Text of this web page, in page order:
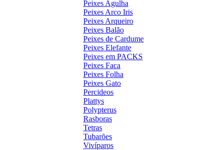
Peixes Agulha
Peixes Arco Iris
Peixes Arqueiro
Peixes Balão
Peixes de Cardume
Peixes Elefante
Peixes em PACKS
Peixes Faca
Peixes Folha
Peixes Gato
Percideos
Plattys
Polypterus
Rasboras
Tetras
Tubarões
Vivíparos